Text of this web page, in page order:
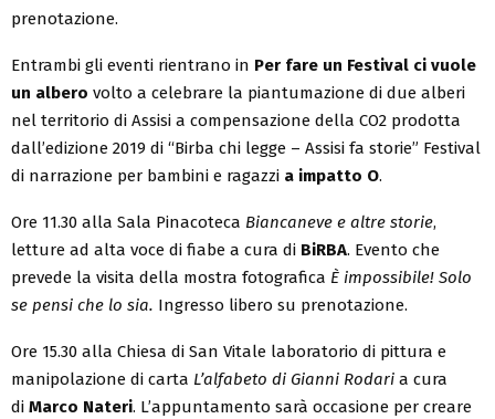
prenotazione.
Entrambi gli eventi rientrano in Per fare un Festival ci vuole
un albero volto a celebrare la piantumazione di due alberi
nel territorio di Assisi a compensazione della CO2 prodotta
dall’edizione 2019 di “Birba chi legge – Assisi fa storie” Festival
di narrazione per bambini e ragazzi a impatto O.
Ore 11.30 alla Sala Pinacoteca Biancaneve e altre storie,
letture ad alta voce di fiabe a cura di BiRBA. Evento che
prevede la visita della mostra fotografica È impossibile! Solo
se pensi che lo sia. Ingresso libero su prenotazione.
Ore 15.30 alla Chiesa di San Vitale laboratorio di pittura e
manipolazione di carta L’alfabeto di Gianni Rodari a cura
di Marco Nateri. L’appuntamento sarà occasione per creare